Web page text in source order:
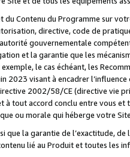
du Contenu du Programme sur
directive, code de
gouvernementale
et la garantie que les
le cas échéant, les
2023 visant à encadrer
2002/58/CE (directive vie
à tout accord conclu entre vous
ou morale qui héberge votre
que la garantie de l’exactitude,
lié au Produit et toutes les